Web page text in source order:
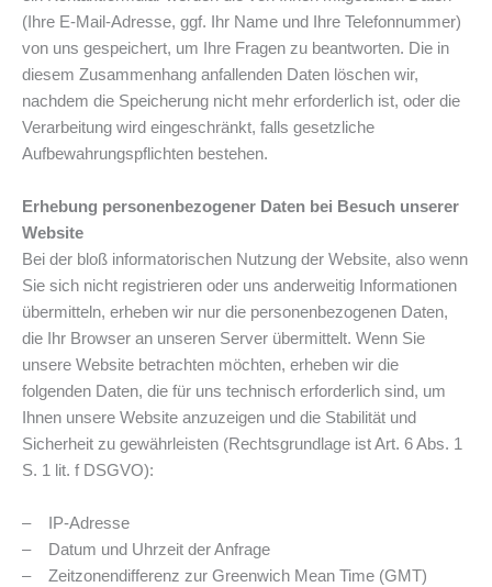
(Ihre E-Mail-Adresse, ggf. Ihr Name und Ihre Telefonnummer)
von uns gespeichert, um Ihre Fragen zu beantworten. Die in
diesem Zusammenhang anfallenden Daten löschen wir,
nachdem die Speicherung nicht mehr erforderlich ist, oder die
Verarbeitung wird eingeschränkt, falls gesetzliche
Aufbewahrungspflichten bestehen.
Erhebung personenbezogener Daten bei Besuch unserer
Website
Bei der bloß informatorischen Nutzung der Website, also wenn
Sie sich nicht registrieren oder uns anderweitig Informationen
übermitteln, erheben wir nur die personenbezogenen Daten,
die Ihr Browser an unseren Server übermittelt. Wenn Sie
unsere Website betrachten möchten, erheben wir die
folgenden Daten, die für uns technisch erforderlich sind, um
Ihnen unsere Website anzuzeigen und die Stabilität und
Sicherheit zu gewährleisten (Rechtsgrundlage ist Art. 6 Abs. 1
S. 1 lit. f DSGVO):
– IP-Adresse
– Datum und Uhrzeit der Anfrage
– Zeitzonendifferenz zur Greenwich Mean Time (GMT)